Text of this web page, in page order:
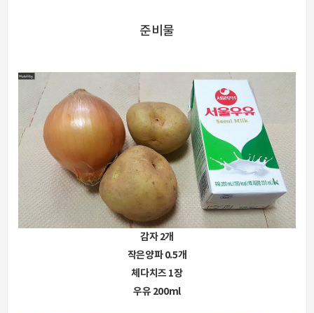
준비물
감자 2개
작은양파 0.5개
체다치즈 1장
우유 200ml